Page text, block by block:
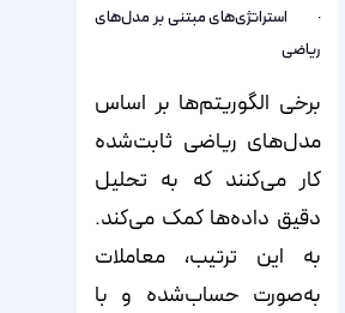
· استراتژی‌های مبتنی بر مدل‌های
ریاضی
برخی الگوریتم‌ها بر اساس
مدل‌های ریاضی ثابت‌شده
کار می‌کنند که به تحلیل
دقیق داده‌ها کمک می‌کند.
به این ترتیب، معاملات
به‌صورت حساب‌شده و با